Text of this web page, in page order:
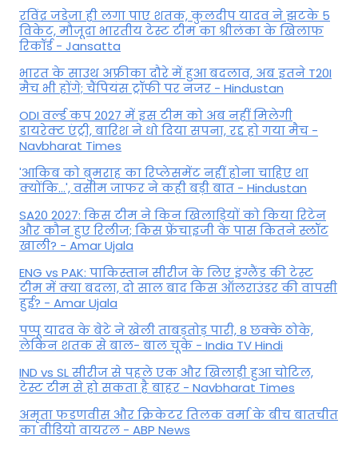
रविंद्र जडेजा ही लगा पाए शतक, कुलदीप यादव ने झटके 5
विकेट, मौजूदा भारतीय टेस्ट टीम का श्रीलंका के खिलाफ
रिकॉर्ड - Jansatta
भारत के साउथ अफ्रीका दौरे में हुआ बदलाव, अब इतने T20I
मैच भी होंगे; चैंपियंस ट्रॉफी पर नजर - Hindustan
ODI वर्ल्ड कप 2027 में इस टीम को अब नहीं मिलेगी
डायरेक्ट एंट्री, बारिश ने धो दिया सपना, रद्द हो गया मैच -
Navbharat Times
'आकिब को बुमराह का रिप्लेसमेंट नहीं होना चाहिए था
क्योंकि...', वसीम जाफर ने कही बड़ी बात - Hindustan
SA20 2027: किस टीम ने किन खिलाड़ियों को किया रिटेन
और कौन हुए रिलीज; किस फ्रेंचाइजी के पास कितने स्लॉट
खाली? - Amar Ujala
ENG vs PAK: पाकिस्तान सीरीज के लिए इंग्लैंड की टेस्ट
टीम में क्या बदला, दो साल बाद किस ऑलराउंडर की वापसी
हुई? - Amar Ujala
पप्पू यादव के बेटे ने खेली ताबड़तोड़ पारी, 8 छक्के ठोके,
लेकिन शतक से बाल- बाल चूके - India TV Hindi
IND vs SL सीरीज से पहले एक और खिलाड़ी हुआ चोटिल,
टेस्ट टीम से हो सकता है बाहर - Navbharat Times
अमृता फडणवीस और क्रिकेटर तिलक वर्मा के बीच बातचीत
का वीडियो वायरल - ABP News